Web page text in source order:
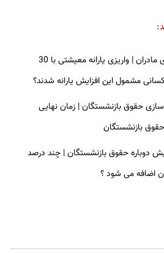
پرداخت کالابرگ برای مادران | واریزی یارانه معیشتی با 30
مشمول این افزایش یارانه شدند؟
حقوق بازنشستگان | زمان نهایی
دوباره حقوق بازنشستگان | چند درصد
اضافه می شود ؟